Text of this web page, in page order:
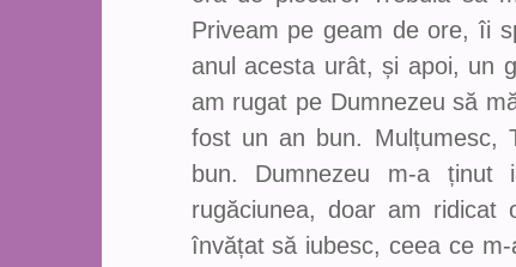
Priveam pe geam de ore, îi
anul acesta urât, și apoi, un
am rugat pe Dumnezeu să
fost un an bun. Mulțumesc,
bun. Dumnezeu m-a
rugăciunea, doar am
învățat să iubesc, ceea ce